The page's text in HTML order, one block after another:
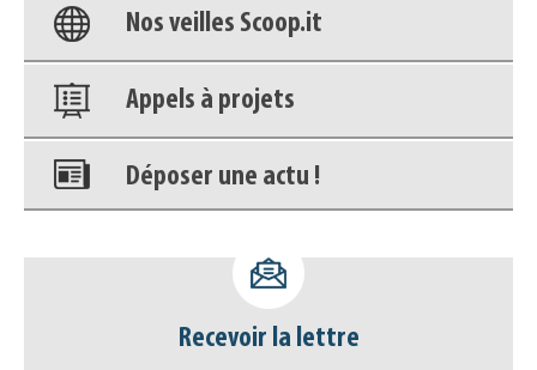
Nos veilles Scoop.it
Appels à projets
Déposer une actu !
déconnecter)
Base documentaire
Recevoir la lettre